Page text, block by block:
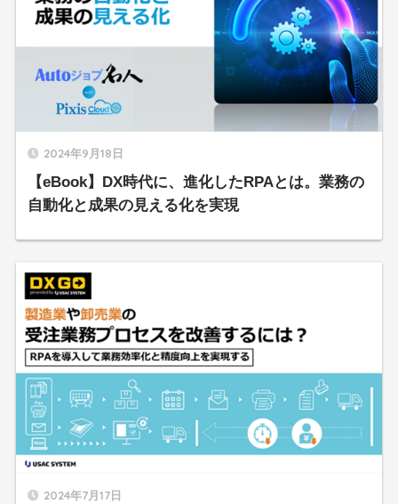
2024年9月18日
【eBook】DX時代に、進化したRPAとは。業務の
自動化と成果の見える化を実現
2024年7月17日